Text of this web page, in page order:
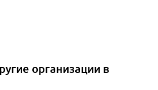
организации в